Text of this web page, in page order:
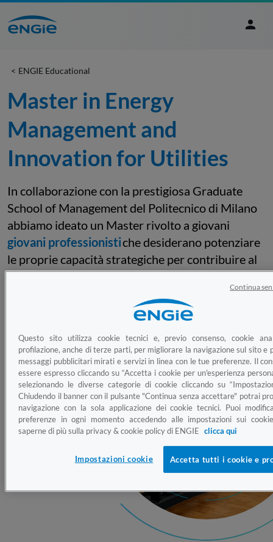
ENGIE Educational
Master in Energy
Management and
Innovation for Utilities
In collaborazione con la prestigiosa Graduate
School of Management del Politecnico di Milano
abbiamo ideato un Master rivolto a giovani
giovani professionistiche desiderano potenziare
le proprie capacità strategiche per contribuire al
futuro del mercato energetico.
Questo sito utilizza cookie tecnici e, previo consenso, cookie
profilazione, anche di terze parti, per migliorare la navigazione sul sito e
messaggi pubblicitari mirati e servizi in linea con le tue preferenze. Il
essere espresso cliccando su “Accetta i cookie per un'esperienza
selezionando le diverse categorie di cookie cliccando su
Chiudendo il banner con il pulsante "Continua senza accettare" potrai
navigazione con la sola applicazione dei cookie tecnici. Puoi
preferenze in ogni momento accedendo alle impostazioni sui
saperne di più sulla privacy & cookie policy di ENGIE clicca qui
Impostazioni cookie Accetta tutti i cookie e
Continua